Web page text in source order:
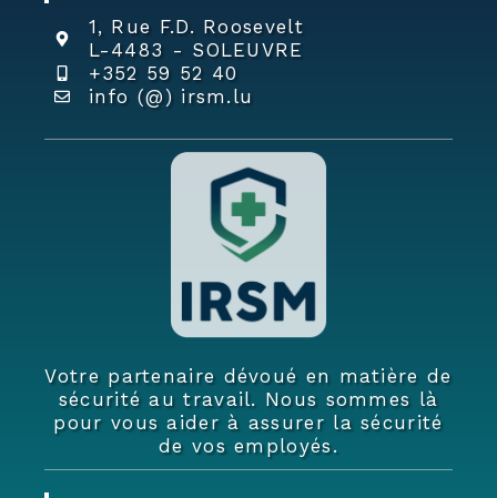
1, Rue F.D. Roosevelt
L-4483 - SOLEUVRE
+352 59 52 40
info (@) irsm.lu
Votre partenaire dévoué en matière de
sécurité au travail. Nous sommes là
pour vous aider à assurer la sécurité
de vos employés.